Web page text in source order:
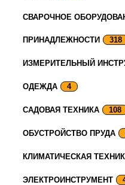
СВАРОЧНОЕ
ПРИНАДЛЕЖНОСТИ 318
ИЗМЕРИТЕЛЬНЫЙ
ОДЕЖДА 4
САДОВАЯ ТЕХНИКА 108
ОБУСТРОЙСТВО ПРУДА
КЛИМАТИЧЕСКАЯ
ЭЛЕКТРОИНСТРУМЕНТ